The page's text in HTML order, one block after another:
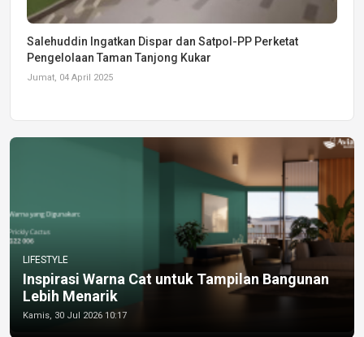
Salehuddin Ingatkan Dispar dan Satpol-PP Perketat
Pengelolaan Taman Tanjong Kukar
Jumat, 04 April 2025
LIFESTYLE
Inspirasi Warna Cat untuk Tampilan Bangunan
Lebih Menarik
Kamis, 30 Jul 2026 10:17